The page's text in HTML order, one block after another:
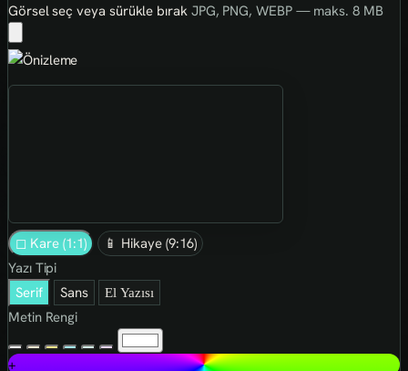
Görsel seç veya sürükle bırak JPG, PNG, WEBP — maks. 8 MB
◻ Kare (1:1)
📱 Hikaye (9:16)
Yazı Tipi
Serif
Sans El Yazısı
Metin Rengi
+